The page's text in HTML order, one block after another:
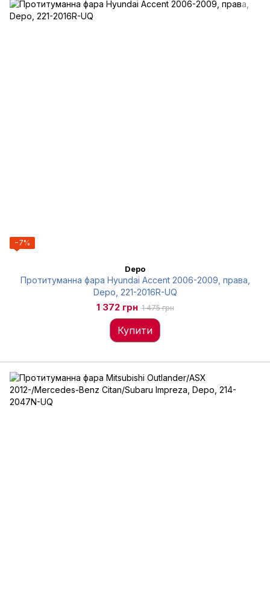
−7%
Depo
Протитуманна фара Hyundai Accent 2006-2009, права,
Depo, 221-2016R-UQ
1 372 грн 1 475 грн
Купити